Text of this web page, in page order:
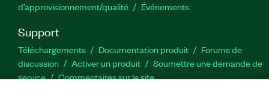
d’approvisionnement/qualité
Événements
Support
Téléchargements Documentation produit
Forums de
discussion
Activer un produit
Soumettre une demande de
service
Commentaires sur le site